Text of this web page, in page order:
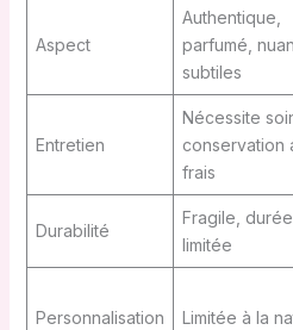
Aspect
Authentique,
parfumé,
subtiles
Entretien
Nécessite
conservation
frais
Durabilité
Fragile, durée
limitée
Personnalisation Limitée à la